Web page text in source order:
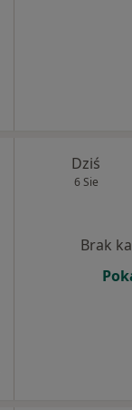
Dziś
6 Sie
Brak